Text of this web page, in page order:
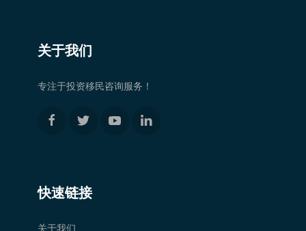
关于我们
专注于投资移民咨询服务！
快速链接
关于我们